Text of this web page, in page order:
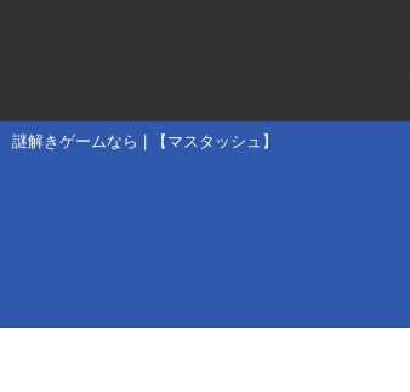
謎解きゲームなら | 【マスタッシュ】